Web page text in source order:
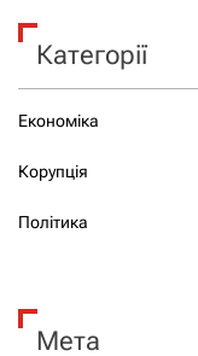
Категорії
Економіка
Корупція
Політика
Мета